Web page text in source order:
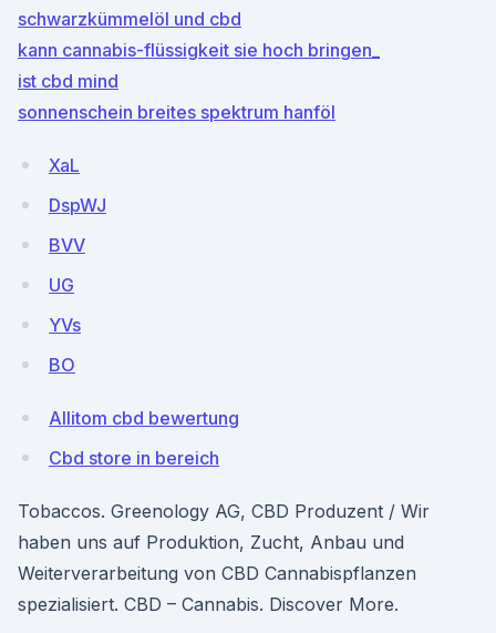
schwarzkümmelöl und cbd
kann cannabis-flüssigkeit sie hoch bringen_
ist cbd mind
sonnenschein breites spektrum hanföl
XaL
DspWJ
BVV
UG
YVs
BO
Allitom cbd bewertung
Cbd store in bereich
Tobaccos. Greenology AG, CBD Produzent / Wir
haben uns auf Produktion, Zucht, Anbau und
Weiterverarbeitung von CBD Cannabispflanzen
spezialisiert. CBD – Cannabis. Discover More.